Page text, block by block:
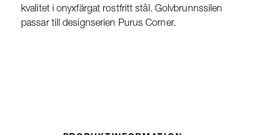
kvalitet i onyxfärgat rostfritt stål. Golvbrunnssilen
passar till designserien Purus Corner.